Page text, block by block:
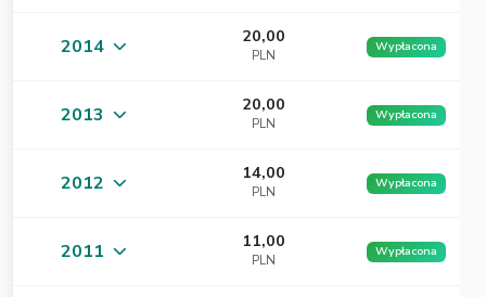
2014 20,00
PLN
Wypłacona
2013 20,00
PLN
Wypłacona
2012 14,00
PLN
Wypłacona
2011 11,00
PLN
Wypłacona